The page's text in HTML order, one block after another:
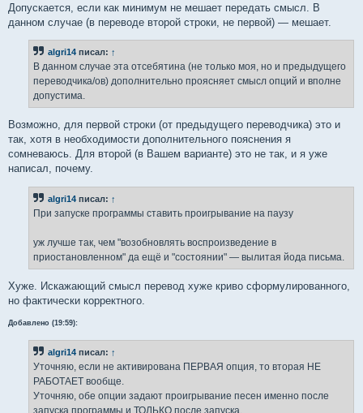
Допускается, если как минимум не мешает передать смысл. В
данном случае (в переводе второй строки, не первой) — мешает.
algri14 писал: ↑
В данном случае эта отсебятина (не только моя, но и предыдущего
переводчика/ов) дополнительно проясняет смысл опций и вполне
допустима.
Возможно, для первой строки (от предыдущего переводчика) это и
так, хотя в необходимости дополнительного пояснения я
сомневаюсь. Для второй (в Вашем варианте) это не так, и я уже
написал, почему.
algri14 писал: ↑
При запуске программы ставить проигрывание на паузу
уж лучше так, чем "возобновлять воспроизведение в
приостановленном" да ещё и "состоянии" — вылитая йода письма.
Хуже. Искажающий смысл перевод хуже криво сформулированного,
но фактически корректного.
Добавлено (19:59):
algri14 писал: ↑
Уточняю, если не активирована ПЕРВАЯ опция, то вторая НЕ
РАБОТАЕТ вообще.
Уточняю, обе опции задают проигрывание песен именно после
запуска программы и ТОЛЬКО после запуска.